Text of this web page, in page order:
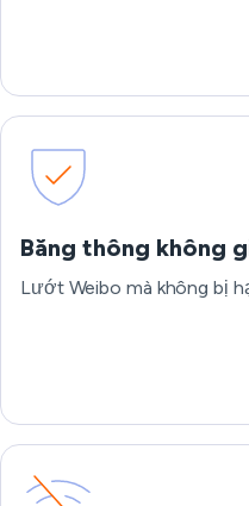
Băng thông không
Lướt Weibo mà không bị